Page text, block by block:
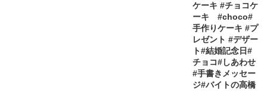
ケーキ #チョコケ
ーキ #choco#
手作りケーキ #プ
レゼント #デザー
ト#結婚記念日#
チョコ#しあわせ
#手書きメッセー
ジ#バイトの高橋